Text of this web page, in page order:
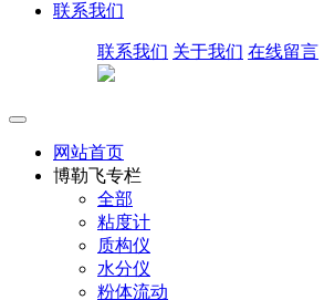
联系我们
联系我们 关于我们 在线留言
网站首页
博勒飞专栏
全部
粘度计
质构仪
水分仪
粉体流动